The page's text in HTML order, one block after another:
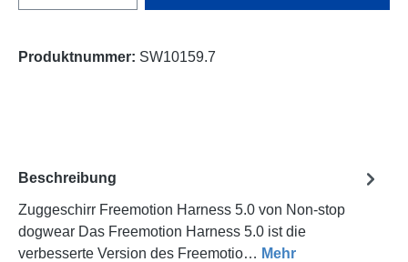
Produktnummer: SW10159.7
Beschreibung
Zuggeschirr Freemotion Harness 5.0 von Non-stop
dogwear Das Freemotion Harness 5.0 ist die
verbesserte Version des Freemotio… Mehr